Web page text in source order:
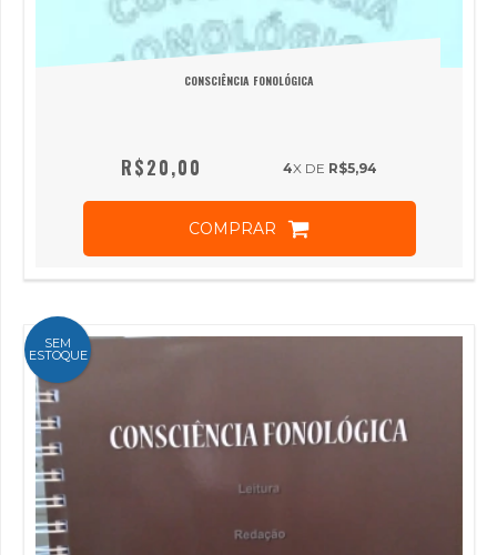
CONSCIÊNCIA FONOLÓGICA
R$20,00 4X DE R$5,94
COMPRAR
SEM
ESTOQUE